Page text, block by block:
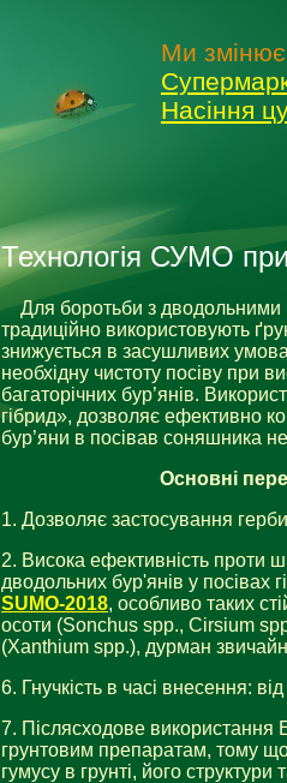
Ми
Насіння
Технологія СУМО
Для боротьби з дводольними
традиційно використовують
знижується в засушливих
необхідну чистоту посіву при
багаторічних бур’янів.
гібрид», дозволяє ефективно
бур’яни в посівав соняшника
Основні пере
1. Дозволяє застосування
2. Висока ефективність проти
дводольних бур'янів у посівах
SUMO-2018, особливо таких
осоти (Sonchus spp., Cirsium
(Xanthium spp.), дурман
6. Гнучкість в часі внесення:
7. Післясходове використання
грунтовим препаратам, тому
гумусу в грунті, його структури